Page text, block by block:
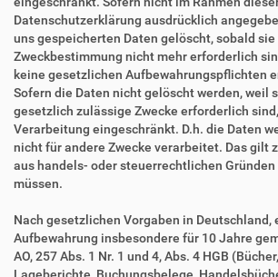
Datenschutzerklärung ausdrücklich
uns gespeicherten Daten gelöscht, sobald
Zweckbestimmung nicht mehr erforderlich
keine gesetzlichen Aufbewahrungspflichten
Sofern die Daten nicht gelöscht werden, weil
gesetzlich zulässige Zwecke erforderlich
Verarbeitung eingeschränkt. D.h. die Daten
nicht für andere Zwecke verarbeitet. Das gilt
aus handels- oder steuerrechtlichen
müssen.
Nach gesetzlichen Vorgaben in Deutschland,
Aufbewahrung insbesondere für 10 Jahre
AO, 257 Abs. 1 Nr. 1 und 4, Abs. 4 HGB